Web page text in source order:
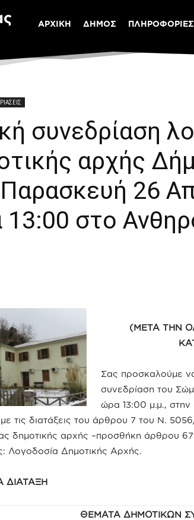
ΑΡΧΙΚΗ ΔΗΜΟΣ ΠΛΗΡΟΦΟΡΙΕΣ
συνεδρίαση
αρχής
26
στο
(ΜΕΤΑ ΤΗΝ
Σας προσκαλούμε
συνεδρίαση του
ώρα 13:00 μ.μ., στην
τις διατάξεις του άρθρου 7 του Ν.
δημοτικής αρχής –προσθήκη άρθρου 67
Λογοδοσία Δημοτικής Αρχής.
ΔΙΑΤΑΞΗ
ΘΕΜΑΤΑ ΔΗΜΟΤΙΚΩΝ